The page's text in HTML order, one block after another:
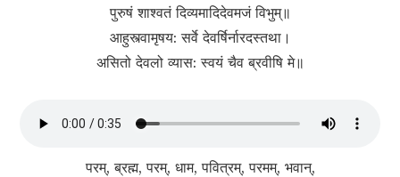
पुरुषं शाश्वतं दिव्य‍‍‍मादिदेवमजं विभुम्॥
आहुस्त्वामृषय: सर्वे देवर्षिर्नारदस्तथा।
असितो देवलो व्यास: स्वयं चैव ब्रवीषि मे॥
परम्, ब्रह्म, परम्, धाम, पवित्रम्, परमम्, भवान्,